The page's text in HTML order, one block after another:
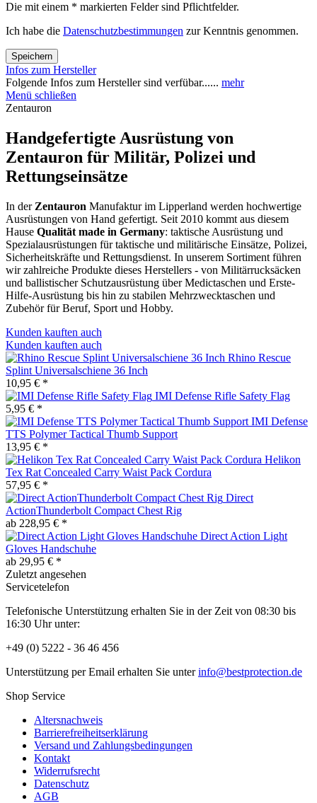
Die mit einem * markierten Felder sind Pflichtfelder.
Ich habe die Datenschutzbestimmungen zur Kenntnis genommen.
Speichern
Infos zum Hersteller
Folgende Infos zum Hersteller sind verfübar...... mehr
Menü schließen
Zentauron
Handgefertigte Ausrüstung von
Zentauron für Militär, Polizei und
Rettungseinsätze
In der Zentauron Manufaktur im Lipperland werden hochwertige
Ausrüstungen von Hand gefertigt. Seit 2010 kommt aus diesem
Hause Qualität made in Germany: taktische Ausrüstung und
Spezialausrüstungen für taktische und militärische Einsätze, Polizei,
Sicherheitskräfte und Rettungsdienst. In unserem Sortiment führen
wir zahlreiche Produkte dieses Herstellers - von Militärrucksäcken
und ballistischer Schutzausrüstung über Medictaschen und Erste-
Hilfe-Ausrüstung bis hin zu stabilen Mehrzwecktaschen und
Zubehör für Beruf, Sport und Hobby.
Kunden kauften auch
Kunden kauften auch
Rhino Rescue
Splint Universalschiene 36 Inch
10,95 € *
IMI Defense Rifle Safety Flag
5,95 € *
IMI Defense
TTS Polymer Tactical Thumb Support
13,95 € *
Helikon
Tex Rat Concealed Carry Waist Pack Cordura
57,95 € *
Direct
ActionThunderbolt Compact Chest Rig
ab 228,95 € *
Direct Action Light
Gloves Handschuhe
ab 29,95 € *
Zuletzt angesehen
Servicetelefon
Telefonische Unterstützung erhalten Sie in der Zeit von 08:30 bis
16:30 Uhr unter:
+49 (0) 5222 - 36 46 456
Unterstützung per Email erhalten Sie unterinfo@bestprotection.de
Shop Service
Altersnachweis
Barrierefreiheitserklärung
Versand und Zahlungsbedingungen
Kontakt
Widerrufsrecht
Datenschutz
AGB